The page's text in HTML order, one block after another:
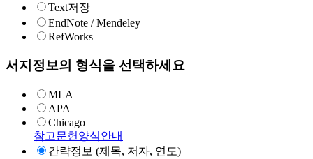
Text저장
EndNote / Mendeley
RefWorks
서지정보의 형식을 선택하세요
MLA
APA
Chicago
참고문헌양식안내
간략정보 (제목, 저자, 연도)